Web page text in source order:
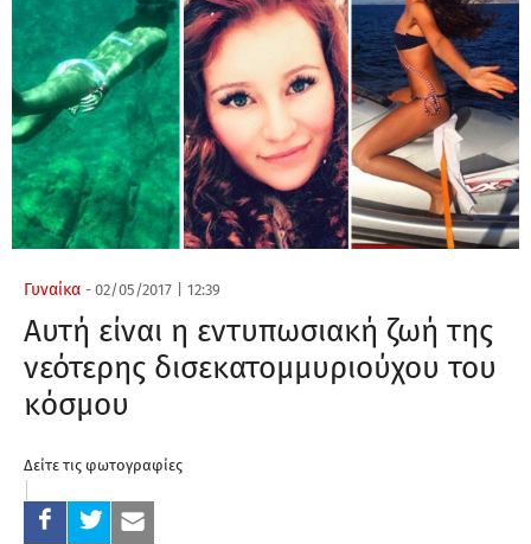
Γυναίκα - 02/05/2017 12:39
Αυτή είναι η εντυπωσιακή ζωή της
νεότερης δισεκατομμυριούχου του
κόσμου
Δείτε τις φωτογραφίες